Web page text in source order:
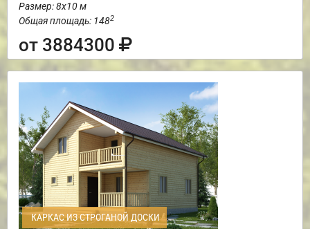
Размер: 8х10 м
Общая площадь: 1482
от 3884300
КАРКАС ИЗ СТРОГАНОЙ ДОСКИ